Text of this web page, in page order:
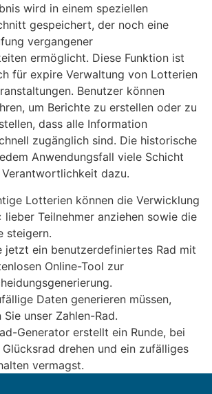
wird in einem speziellen
gespeichert, der noch eine
vergangener
ermöglicht. Diese Funktion ist
für expire Verwaltung von Lotterien
Benutzer können
um Berichte zu erstellen oder zu
dass alle Information
zugänglich sind. Die historische
Anwendungsfall viele Schicht
dazu.
Lotterien können die Verwicklung
lieber Teilnehmer anziehen sowie die
steigern.
jetzt ein benutzerdefiniertes Rad mit
Online-Tool zur
Daten generieren müssen,
Sie unser Zahlen-Rad.
Generator erstellt ein Runde, bei
drehen und ein zufälliges
vermagst.